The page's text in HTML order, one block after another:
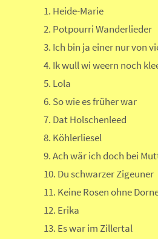
1. Heide-Marie
2. Potpourri Wanderlieder
3. Ich bin ja einer nur von
4. Ik wull wi weern noch
5. Lola
6. So wie es früher war
7. Dat Holschenleed
8. Köhlerliesel
9. Ach wär ich doch bei
10. Du schwarzer Zigeuner
11. Keine Rosen ohne
12. Erika
13. Es war im Zillertal